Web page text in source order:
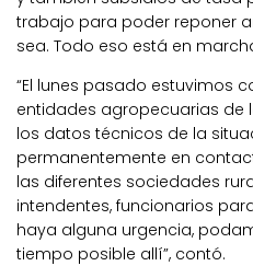
trabajo para poder reponer
sea. Todo eso está en
“El lunes pasado estuvimos
entidades agropecuarias de
los datos técnicos de la
permanentemente en
las diferentes sociedades
intendentes, funcionarios
haya alguna urgencia,
tiempo posible allí”, contó.